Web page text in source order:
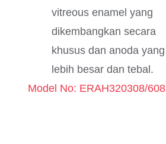
vitreous enamel yang
dikembangkan secara
khusus dan anoda yang
lebih besar dan tebal.
Model No: ERAH320308/608